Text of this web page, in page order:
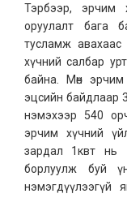
Тэрбээр, эрчим
оруулалт бага
тусламж авахаас
хүчний салбар урт
байна. Мөн
эцсийн байдлаар
нэмэхээр 540
эрчим хүчний
зардал 1квт нь
борлуулж буй
нэмэгдүүлээгүй